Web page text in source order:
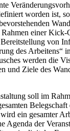
worden ist,
Rahmen einer
von
des Arbeitens“
werden die
und Ziele des
soll im
ein gesamter
Agenda der